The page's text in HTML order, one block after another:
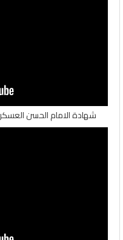
شهادة الامام الحسن